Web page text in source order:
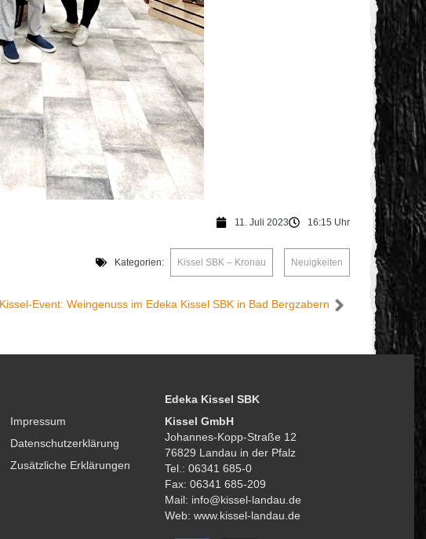
11. Juli 2023 16:15 Uhr
Kategorien: Kissel SBK – Kronau Neuigkeiten
Kissel-Event: Weingenuss im Edeka Kissel SBK in Bad Bergzabern
Impressum
Datenschutzerklärung
Zusätzliche Erklärungen
Edeka Kissel SBK
Kissel GmbH
Johannes-Kopp-Straße 12
76829 Landau in der Pfalz
Tel.: 06341 685-0
Fax: 06341 685-209
Mail: info@kissel-landau.de
Web: www.kissel-landau.de